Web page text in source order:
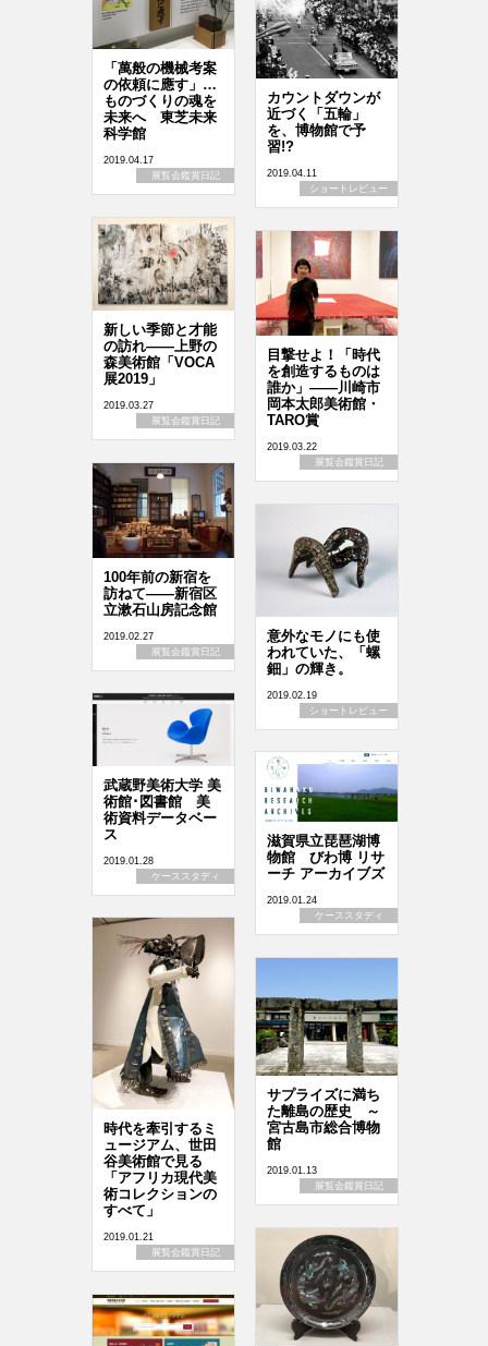
「萬般の機械考案
の依頼に應す」…
ものづくりの魂を
未来へ 東芝未来
科学館
2019.04.17
展覧会鑑賞日記
カウントダウンが
近づく「五輪」
を、博物館で予
習!?
2019.04.11
ショートレビュー
新しい季節と才能
の訪れ――上野の
森美術館「VOCA
展2019」
2019.03.27
展覧会鑑賞日記
目撃せよ！「時代
を創造するものは
誰か」――川崎市
岡本太郎美術館・
TARO賞
2019.03.22
展覧会鑑賞日記
100年前の新宿を
訪ねて――新宿区
立漱石山房記念館
2019.02.27
展覧会鑑賞日記
意外なモノにも使
われていた、「螺
鈿」の輝き。
2019.02.19
ショートレビュー
武蔵野美術大学 美
術館･図書館 美
術資料データベー
ス
2019.01.28
ケーススタディ
滋賀県立琵琶湖博
物館 びわ博 リサ
ーチ アーカイブズ
2019.01.24
ケーススタディ
時代を牽引するミ
ュージアム、世田
谷美術館で見る
「アフリカ現代美
術コレクションの
すべて」
2019.01.21
展覧会鑑賞日記
サプライズに満ち
た離島の歴史 ～
宮古島市総合博物
館
2019.01.13
展覧会鑑賞日記